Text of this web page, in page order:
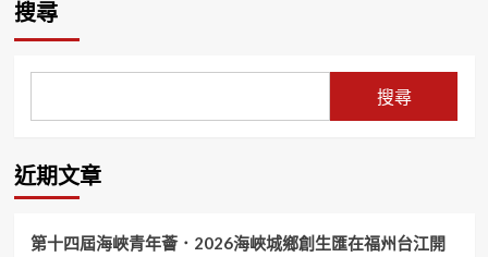
「霹
火
秦
益
搜尋
搜尋
近期文章
第十四屆海峽青年薈．2026海峽城鄉創生匯在福州台江開